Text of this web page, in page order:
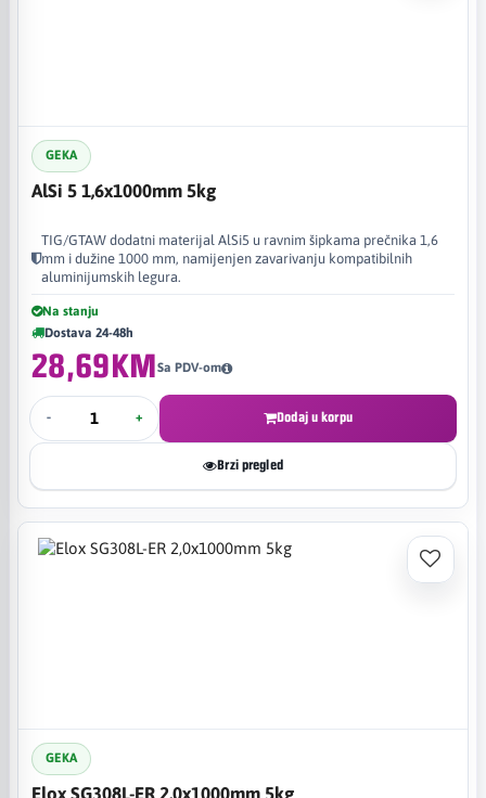
GEKA
AlSi 5 1,6x1000mm 5kg
TIG/GTAW dodatni materijal AlSi5 u ravnim šipkama prečnika 1,6
mm i dužine 1000 mm, namijenjen zavarivanju kompatibilnih
aluminijumskih legura.
Na stanju
Dostava 24-48h
28,69KMSa PDV-om
- + Dodaj u korpu
Brzi pregled
GEKA
Elox SG308L-ER 2,0x1000mm 5kg